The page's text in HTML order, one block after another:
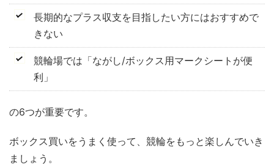
長期的なプラス収支を目指したい方にはおすすめで
きない
競輪場では「ながし/ボックス用マークシートが便
利」
の6つが重要です。
ボックス買いをうまく使って、競輪をもっと楽しんでいき
ましょう。